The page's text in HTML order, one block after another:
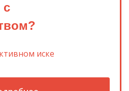
с
иске